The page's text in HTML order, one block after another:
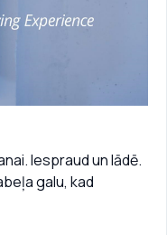
Iespraud un lādē.
galu, kad